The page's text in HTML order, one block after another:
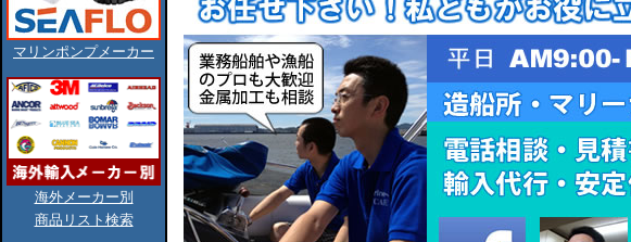
マリンポンプメーカー
海外メーカー別
商品リスト検索